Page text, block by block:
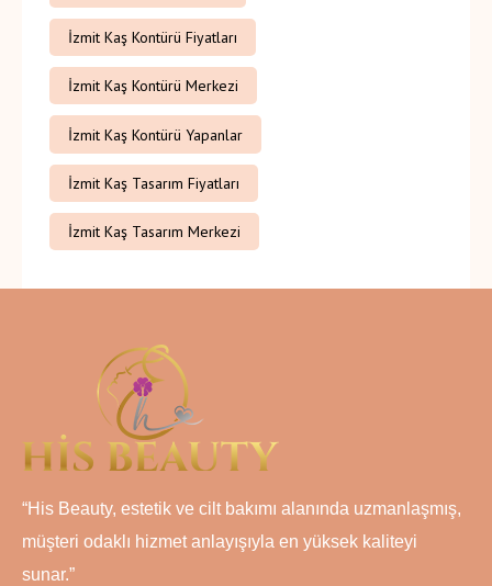
İzmit Kaş Kontürü Fiyatları
İzmit Kaş Kontürü Merkezi
İzmit Kaş Kontürü Yapanlar
İzmit Kaş Tasarım Fiyatları
İzmit Kaş Tasarım Merkezi
“His Beauty, estetik ve cilt bakımı alanında uzmanlaşmış,
müşteri odaklı hizmet anlayışıyla en yüksek kaliteyi
sunar.”